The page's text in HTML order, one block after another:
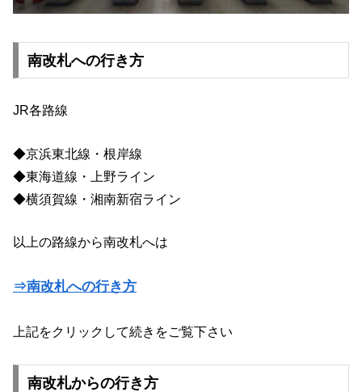
南改札への行き方
JR各路線
◆京浜東北線・根岸線
◆東海道線・上野ライン
◆横須賀線・湘南新宿ライン
以上の路線から南改札へは
⇒南改札への行き方
上記をクリックして続きをご覧下さい
南改札からの行き方